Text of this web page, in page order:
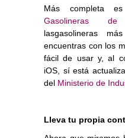
Más completa
Gasolineras de
lasgasolineras
encuentras con los
fácil de usar y, al
iOS, sí está
del Ministerio de
Lleva tu propia